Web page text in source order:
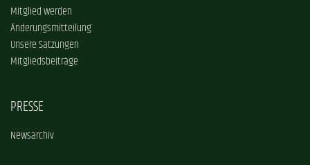
Mitglied werden
Änderungsmitteilung
Unsere Satzungen
Mitgliedsbeiträge
PRESSE
Newsarchiv